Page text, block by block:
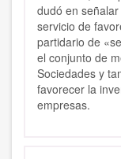
dudó en
servicio de
partidario de
el conjunto de
Sociedades y
favorecer la
empresas.